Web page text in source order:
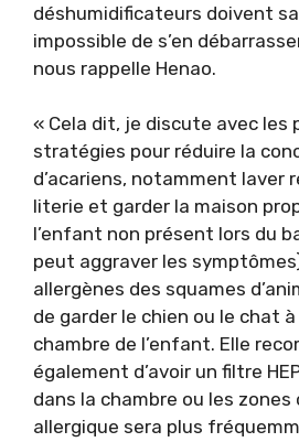
déshumidificateurs doivent
impossible de s’en
nous rappelle Henao.
« Cela dit, je discute avec les
stratégies pour réduire la
d’acariens, notamment laver
literie et garder la maison
l’enfant non présent lors du
peut aggraver les
allergènes des squames
de garder le chien ou le chat à
chambre de l’enfant. Elle
également d’avoir un filtre
dans la chambre ou les zones
allergique sera plus